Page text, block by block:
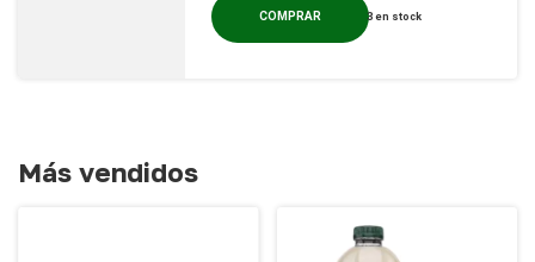
3 en stock
Más vendidos